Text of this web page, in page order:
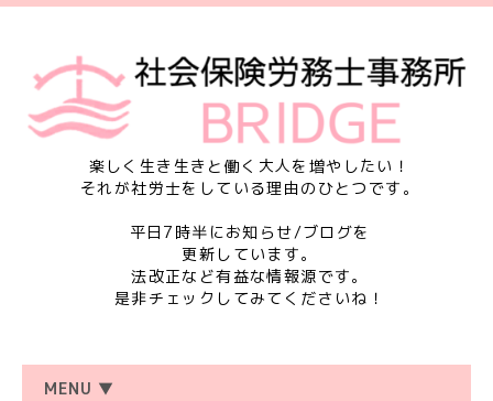
楽しく生き生きと働く大人を増やしたい！
それが社労士をしている理由のひとつです。
平日7時半にお知らせ/ブログを
更新しています。
法改正など有益な情報源です。
是非チェックしてみてくださいね！
MENU ▼